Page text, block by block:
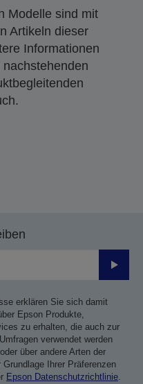
Modelle sind mit
Artikeln dieser
Informationen
erklären Sie sich damit
Epson Produkte,
zu erhalten, die auch zur
verwendet werden
über andere Arten der
Ihrer Präferenzen
Epson Datenschutzrichtlinie.